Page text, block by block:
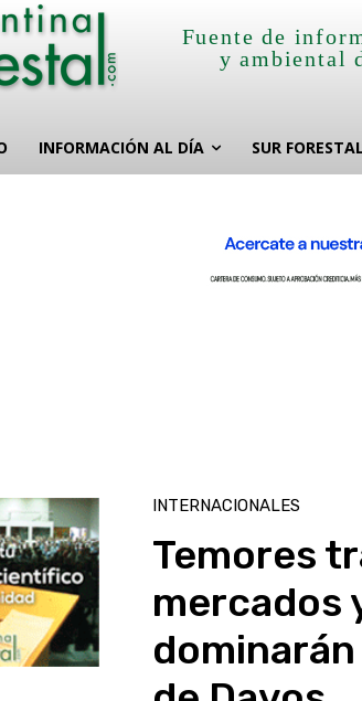
Fuente de
y ambiental
INFORMACIÓN AL DÍA SUR FORESTAL
INTERNACIONALES
Temores
mercados